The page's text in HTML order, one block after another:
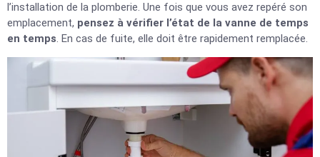
l’installation de la plomberie. Une fois que vous avez repéré son
emplacement, pensez à vérifier l’état de la vanne de temps
en temps. En cas de fuite, elle doit être rapidement remplacée.